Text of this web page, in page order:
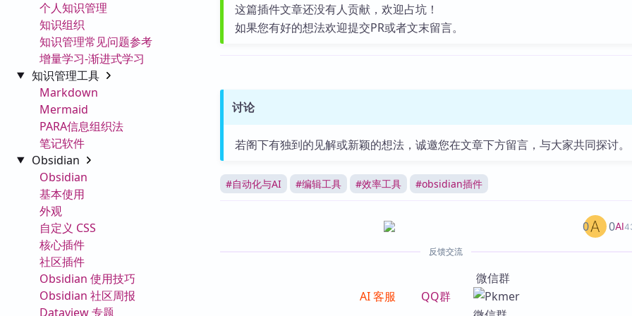
个人知识管理
知识组织
知识管理常见问题参考
增量学习-渐进式学习
知识管理工具
Markdown
Mermaid
PARA信息组织法
笔记软件
Obsidian
Obsidian
基本使用
外观
自定义 CSS
核心插件
社区插件
Obsidian 使用技巧
Obsidian 社区周报
Dataview 专题
这篇插件文章还没有人贡献，欢迎占坑！
如果您有好的想法欢迎提交PR或者文末留言。
讨论
若阁下有独到的见解或新颖的想法，诚邀您在文章下方留言，与大家共同探讨。
#自动化与AI #编辑工具 #效率工具 #obsidian插件
AI
0 0
反馈交流
AI 客服 QQ群
微信群